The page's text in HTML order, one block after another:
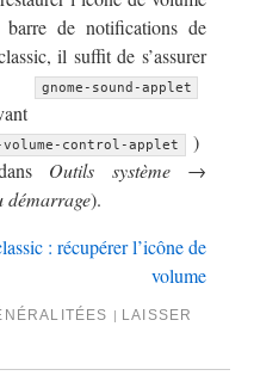
de notifications de
il suffit de s’assurer
gnome-sound-applet
volume-control-applet
)
Outils système →
démarrage).
: récupérer l’icône de
volume
| LAISSER